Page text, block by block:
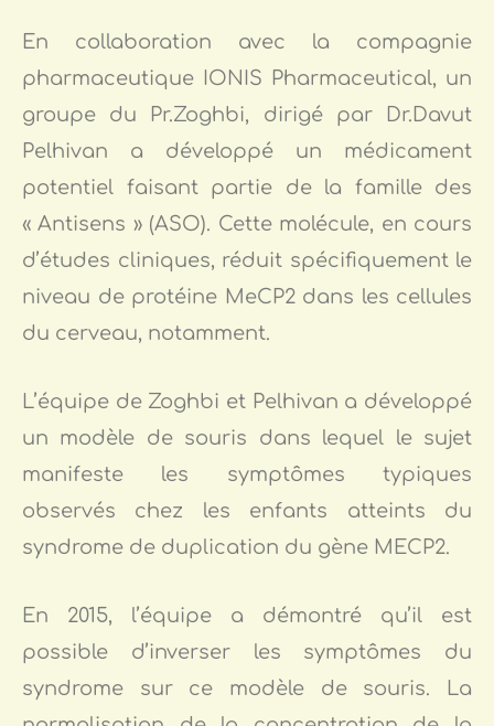
En collaboration avec la compagnie
pharmaceutique IONIS Pharmaceutical, un
groupe du Pr.Zoghbi, dirigé par Dr.Davut
Pelhivan a développé un médicament
potentiel faisant partie de la famille des
« Antisens » (ASO). Cette molécule, en cours
d’études cliniques, réduit spécifiquement le
niveau de protéine MeCP2 dans les cellules
du cerveau, notamment.
L’équipe de Zoghbi et Pelhivan a développé
un modèle de souris dans lequel le sujet
manifeste les symptômes typiques
observés chez les enfants atteints du
syndrome de duplication du gène MECP2.
En 2015, l’équipe a démontré qu’il est
possible d’inverser les symptômes du
syndrome sur ce modèle de souris. La